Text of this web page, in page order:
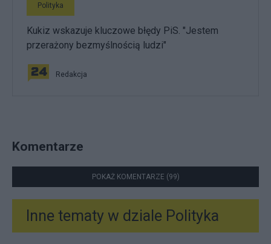
Polityka
Kukiz wskazuje kluczowe błędy PiS. "Jestem
przerażony bezmyślnością ludzi"
Redakcja
Komentarze
POKAŻ KOMENTARZE (99)
Inne tematy w dziale Polityka